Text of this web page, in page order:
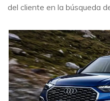
del cliente en la búsqueda